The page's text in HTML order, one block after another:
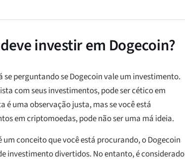
investir em Dogecoin?
se perguntando se Dogecoin vale um investimento.
com seus investimentos, pode ser cético em
é uma observação justa, mas se você está
em criptomoedas, pode não ser uma má ideia.
um conceito que você está procurando, o Dogecoin
investimento divertidos. No entanto, é considerado